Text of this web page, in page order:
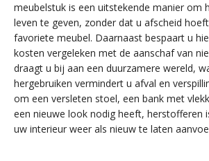
meubelstuk is een uitstekende manier om
leven te geven, zonder dat u afscheid
favoriete meubel. Daarnaast bespaart u
kosten vergeleken met de aanschaf van
draagt u bij aan een duurzamere wereld,
hergebruiken vermindert u afval en
om een versleten stoel, een bank met
een nieuwe look nodig heeft, herstofferen
uw interieur weer als nieuw te laten